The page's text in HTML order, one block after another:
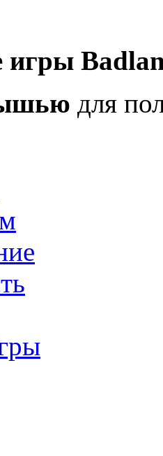
игры
для